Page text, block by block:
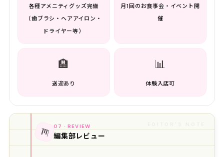
各種アメニティグッズ完備
（歯ブラシ・ヘアアイロン・
ドライヤー等）
月1回のお食事会・イベント開
催
🏨
送迎あり
📊
体験入店可
📊 07 · REVIEW
編集部レビュー